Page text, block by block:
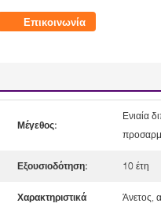
Επικοινωνία
Μέγεθος:
Ενιαία
Εξουσιοδότηση: 10 έτη
Χαρακτηριστικά
Άνετος,